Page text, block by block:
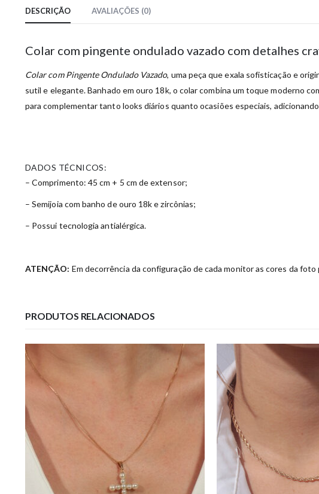
DESCRIÇÃO AVALIAÇÕES (0)
Colar com pingente ondulado vazado com detalhes
Colar com Pingente Ondulado Vazado, uma peça que exala sofisticação e
sutil e elegante. Banhado em ouro 18k, o colar combina um toque moderno
para complementar tanto looks diários quanto ocasiões especiais,
DADOS TÉCNICOS:
– Comprimento: 45 cm + 5 cm de extensor;
– Semijoia com banho de ouro 18k e zircônias;
– Possui tecnologia antialérgica.
ATENÇÃO: Em decorrência da configuração de cada monitor as cores da
PRODUTOS RELACIONADOS